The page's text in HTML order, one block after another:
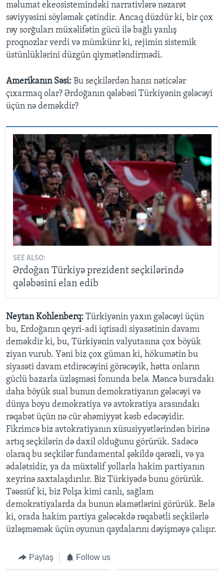
məlumat ekeosistemindəki narrativlərə nəzarət
səviyyəsini söyləmək çətindir. Ancaq düzdür ki, bir çox
rəy sorğuları müxəlifətin gücü ilə bağlı yanlış
proqnozlar verdi və mümkünr ki, rejimin sistemik
üstünlüklərini düzgün qiymətləndirmədi.
Amerikanın Səsi: Bu seçkilərdən hansı nəticələr
çıxarmaq olar? Ərdoğanın qələbəsi Türkiyənin gələcəyi
üçün nə deməkdir?
SEE ALSO:
Ərdoğan Türkiyə prezident seçkilərində
qələbəsini elan edib
Neytan Kohlenberq: Türkiyənin yaxın gələcəyi üçün
bu, Erdoğanın qeyri-adi iqtisadi siyasətinin davamı
deməkdir ki, bu, Türkiyənin valyutasına çox böyük
ziyan vurub. Yəni biz çox güman ki, hökumətin bu
siyasəti davam etdirəcəyini görəcəyik, hətta onların
güclü bazarla üzləşməsi fonunda belə. Məncə buradakı
daha böyük sual bunun demokratiyanın gələcəyi və
dünya boyu demokratiya və avtokratiya arasındakı
rəqabət üçün nə cür əhəmiyyət kəsb edəcəyidir.
Fikrimcə biz avtokratiyanın xüsusiyyətlərindən birinə
artıq seçkilərin də daxil olduğunu görürük. Sadəcə
olaraq bu seçkilər fundamental şəkildə qərəzli, və ya
ədalətsidir, ya da müxtəlif yollarla hakim partiyanın
xeyrinə saxtalaşdırılır. Biz Türkiyədə bunu görürük.
Təəssüf ki, biz Polşa kimi canlı, sağlam
demokratiyalarda da bunun əlamətlərini görürük. Belə
ki, orada hakim partiya gələcəkdə rəqabətli seçkilərlə
üzləşməmək üçün oyunun qaydalarını dəyişməyə çalışır.
Paylaş Follow us